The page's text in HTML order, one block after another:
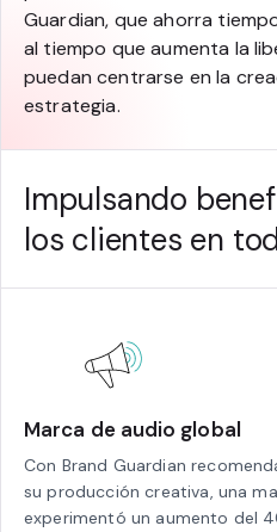
Guardian, que ahorra
al tiempo que aumenta la
puedan centrarse en la
estrategia.
Impulsando
los clientes en
Marca de audio global
Con Brand Guardian
su producción creativa, una
experimentó un aumento del